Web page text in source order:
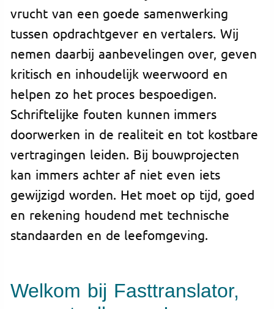
vrucht van een goede samenwerking
tussen opdrachtgever en vertalers. Wij
nemen daarbij aanbevelingen over, geven
kritisch en inhoudelijk weerwoord en
helpen zo het proces bespoedigen.
Schriftelijke fouten kunnen immers
doorwerken in de realiteit en tot kostbare
vertragingen leiden. Bij bouwprojecten
kan immers achter af niet even iets
gewijzigd worden. Het moet op tijd, goed
en rekening houdend met technische
standaarden en de leefomgeving.
Welkom bij Fasttranslator,